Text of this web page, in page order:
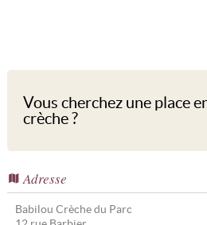
Vous cherchez une place
crèche ?
Adresse
Babilou Crèche du Parc